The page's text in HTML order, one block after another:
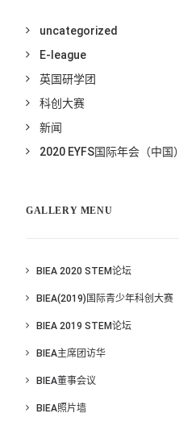
uncategorized
E-league
英国研学团
科创大赛
新闻
2020 EYFS国际年会（中国）
GALLERY MENU
BIEA 2020 STEM论坛
BIEA(2019)国际青少年科创大赛
BIEA 2019 STEM论坛
BIEA主席团访华
BIEA董事会议
BIEA照片墙